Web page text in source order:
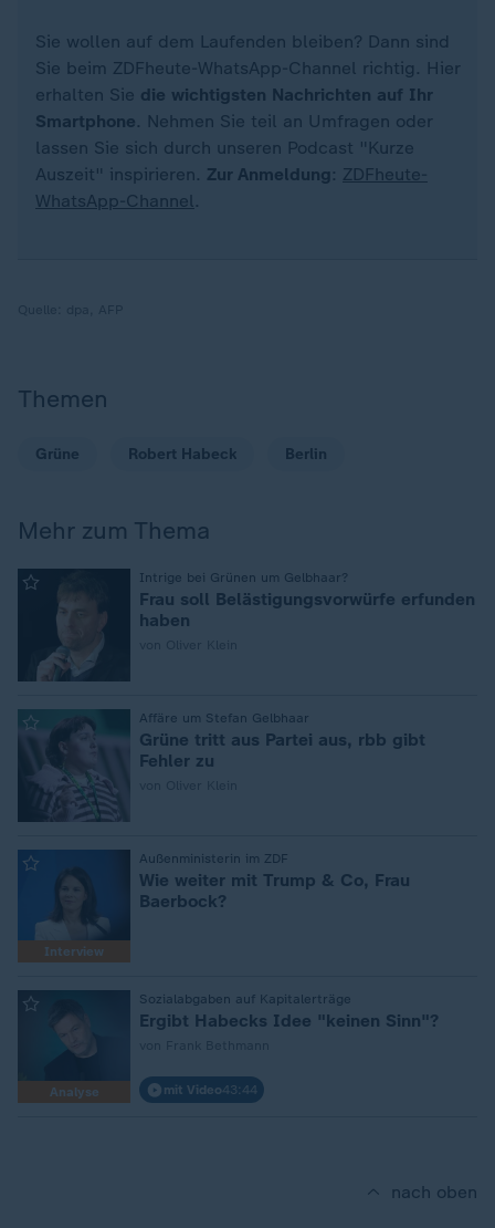
Sie wollen auf dem Laufenden bleiben? Dann sind
Sie beim ZDFheute-WhatsApp-Channel richtig. Hier
erhalten Sie die wichtigsten Nachrichten auf Ihr
Smartphone. Nehmen Sie teil an Umfragen oder
lassen Sie sich durch unseren Podcast "Kurze
Auszeit" inspirieren. Zur Anmeldung : ZDFheute-
WhatsApp-Channel.
Themen
Grüne Robert Habeck Berlin
Mehr zum Thema
Intrige bei Grünen um Gelbhaar?
Frau soll Belästigungsvorwürfe erfunden
haben
Affäre um Stefan Gelbhaar
Grüne tritt aus Partei aus, rbb gibt
Fehler zu
Interview
Außenministerin im ZDF
Wie weiter mit Trump & Co, Frau
Baerbock?
Analyse
Sozialabgaben auf Kapitalerträge
Ergibt Habecks Idee "keinen Sinn"?
mit Video43:44
nach oben